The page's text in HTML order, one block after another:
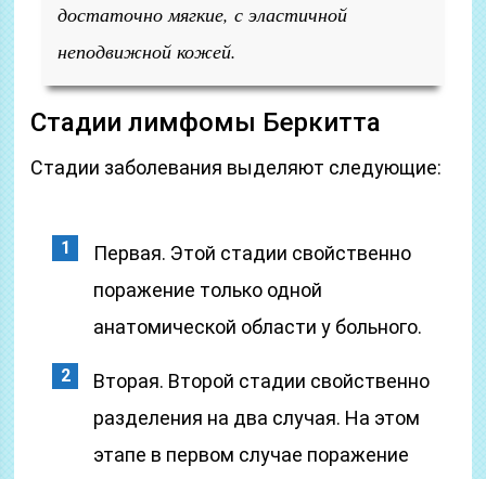
достаточно мягкие, с эластичной
неподвижной кожей.
Стадии лимфомы Беркитта
Стадии заболевания выделяют следующие:
Первая. Этой стадии свойственно
поражение только одной
анатомической области у больного.
Вторая. Второй стадии свойственно
разделения на два случая. На этом
этапе в первом случае поражение